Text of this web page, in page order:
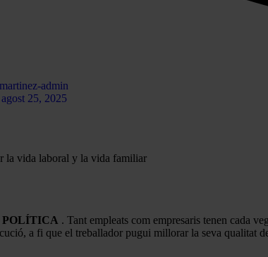
martinez-admin
agost 25, 2025
POLÍTICA . Tant empleats com empresaris tenen cada
a fi que el treballador pugui millorar la seva qualitat